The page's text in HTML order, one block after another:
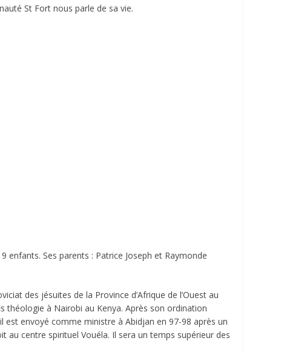
St Fort nous parle de sa vie.
enfants. Ses parents : Patrice Joseph et Raymonde
des jésuites de la Province d’Afrique de l’Ouest au
théologie à Nairobi au Kenya. Après son ordination
est envoyé comme ministre à Abidjan en 97-98 après un
au centre spirituel Vouéla. Il sera un temps supérieur des